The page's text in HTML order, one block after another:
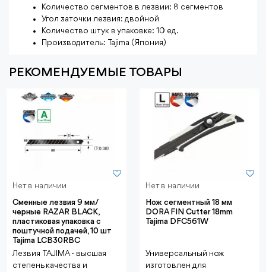
Количество сегментов в лезвии: 8 сегментов
Угол заточки лезвия: двойной
Количество штук в упаковке: 10 ед.
Производитель: Tajima (Япония)
РЕКОМЕНДУЕМЫЕ ТОВАРЫ
Нет в наличии
Сменные лезвия 9 мм/
черные RAZAR BLACK,
пластиковая упаковка с
поштучной подачей, 10 шт
Tajima LCB30RBC
Лезвия TAJIMA - высшая
степень качества и
Нет в наличии
Нож сегментный 18 мм
DORA FIN Cutter 18mm
Tajima DFC561W
Универсальный нож
изготовлен для